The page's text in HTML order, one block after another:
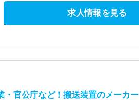
求人情報を見る
・官公庁など！搬送装置のメーカー